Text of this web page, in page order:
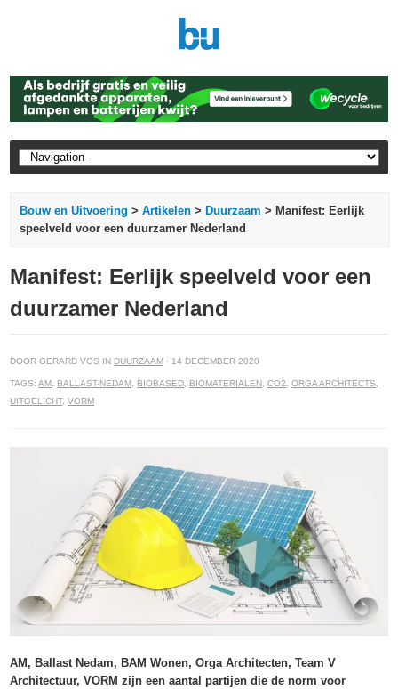
Bouw en Uitvoering >Artikelen > Duurzaam > Manifest: Eerlijk
speelveld voor een duurzamer Nederland
Manifest: Eerlijk speelveld voor een
duurzamer Nederland
DOOR GERARD VOS IN DUURZAAM · 14 DECEMBER 2020
TAGS:AM, BALLAST-NEDAM, BIOBASED, BIOMATERIALEN,CO2,ORGA ARCHITECTS,
UITGELICHT,VORM
AM, Ballast Nedam, BAM Wonen, Orga Architecten, Team V
Architectuur, VORM zijn een aantal partijen die de norm voor